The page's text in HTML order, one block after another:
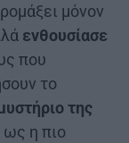
μόνον
ενθουσίασε
που
το
της
ως η πιο